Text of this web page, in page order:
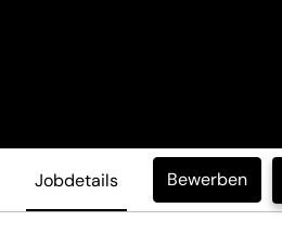
Jobdetails Bewerben